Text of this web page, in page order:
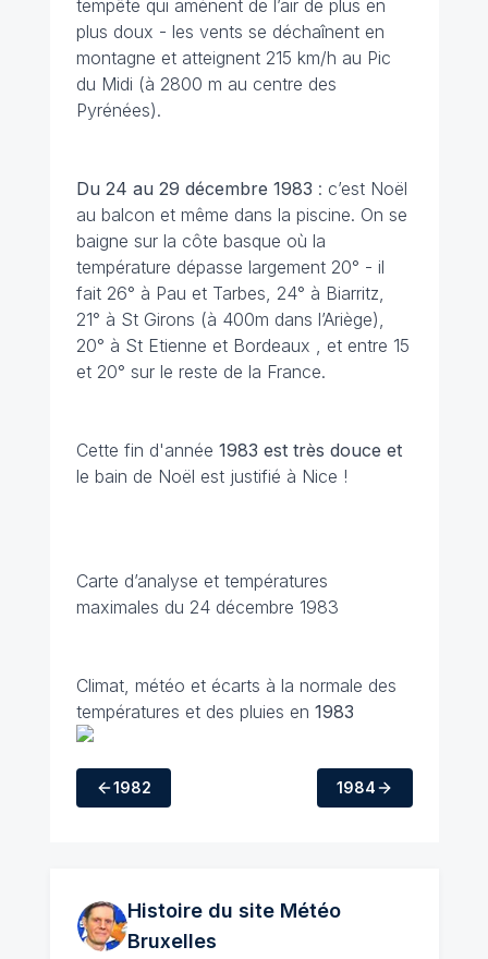
tempête qui amènent de l’air de plus en
plus doux - les vents se déchaînent en
montagne et atteignent 215 km/h au Pic
du Midi (à 2800 m au centre des
Pyrénées).
Du 24 au 29 décembre 1983 : c’est Noël
au balcon et même dans la piscine. On se
baigne sur la côte basque où la
température dépasse largement 20° - il
fait 26° à Pau et Tarbes, 24° à Biarritz,
21° à St Girons (à 400m dans l’Ariège),
20° à St Etienne et Bordeaux , et entre 15
et 20° sur le reste de la France.
Cette fin d'année 1983 est très douce et
le bain de Noël est justifié à Nice !
Carte d’analyse et températures
maximales du 24 décembre 1983
Climat, météo et écarts à la normale des
températures et des pluies en 1983
1982 1984
Histoire du site Météo
Bruxelles